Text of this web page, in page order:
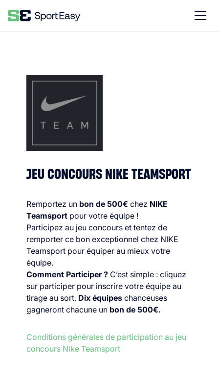
JEU CONCOURS NIKE TEAMSPORT
Remportez un bon de 500€ chez NIKE
Teamsport pour votre équipe !
Participez au jeu concours et tentez de
remporter ce bon exceptionnel chez NIKE
Teamsport pour équiper au mieux votre
équipe.
Comment Participer ? C’est simple : cliquez
sur participer pour inscrire votre équipe au
tirage au sort. Dix équipes chanceuses
gagneront chacune un bon de 500€.
Conditions générales de participation au jeu
concours Nike Teamsport